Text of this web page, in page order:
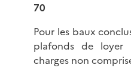
70
Pour les baux
plafonds de loyer
charges non